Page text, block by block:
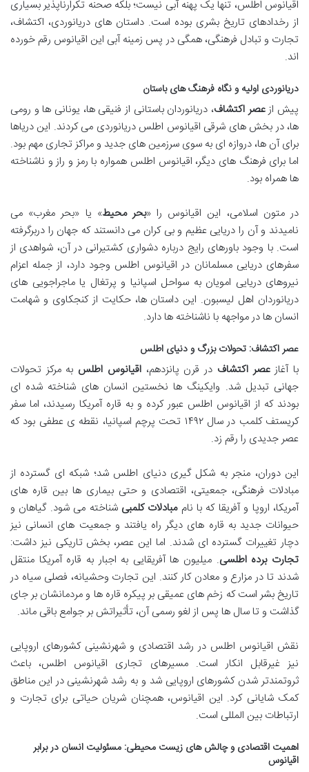
اقیانوس اطلس، تنها یک پهنه آبی نیست؛ بلکه صحنه تکرارناپذیر بسیاری
از رخدادهای تاریخ بشری بوده است. داستان های دریانوردی، اکتشاف،
تجارت و تبادل فرهنگی، همگی در پس زمینه آبی این اقیانوس رقم خورده
اند.
دریانوردی اولیه و نگاه فرهنگ های باستان
پیش ازعصر اکتشاف، دریانوردان باستانی از فنیقی ها، یونانی ها و رومی
ها، در بخش های شرقی اقیانوس اطلس دریانوردی می کردند. این دریاها
برای آن ها، دروازه ای به سوی سرزمین های جدید و مراکز تجاری مهم بود.
اما برای فرهنگ های دیگر، اقیانوس اطلس همواره با رمز و راز و ناشناخته
ها همراه بود.
در متون اسلامی، این اقیانوس را «بحر محیط» یا «بحر مغرب» می
نامیدند و آن را دریایی عظیم و بی کران می دانستند که جهان را دربرگرفته
است. با وجود باورهای رایج درباره دشواری کشتیرانی در آن، شواهدی از
سفرهای دریایی مسلمانان در اقیانوس اطلس وجود دارد، از جمله اعزام
نیروهای دریایی امویان به سواحل اسپانیا و پرتغال یا ماجراجویی های
دریانوردان اهل لیسبون. این داستان ها، حکایت از کنجکاوی و شهامت
انسان ها در مواجهه با ناشناخته ها دارد.
عصر اکتشاف: تحولات بزرگ و دنیای اطلس
با آغازعصر اکتشاف در قرن پانزدهم،اقیانوس اطلس به مرکز تحولات
جهانی تبدیل شد. وایکینگ ها نخستین انسان های شناخته شده ای
بودند که از اقیانوس اطلس عبور کرده و به قاره آمریکا رسیدند، اما سفر
کریستف کلمب در سال ۱۴۹۲ تحت پرچم اسپانیا، نقطه ی عطفی بود که
عصر جدیدی را رقم زد.
این دوران، منجر به شکل گیری دنیای اطلس شد؛ شبکه ای گسترده از
مبادلات فرهنگی، جمعیتی، اقتصادی و حتی بیماری ها بین قاره های
آمریکا، اروپا و آفریقا که با ناممبادلات کلمبی شناخته می شود. گیاهان و
حیوانات جدید به قاره های دیگر راه یافتند و جمعیت های انسانی نیز
دچار تغییرات گسترده ای شدند. اما این عصر، بخش تاریکی نیز داشت:
تجارت برده اطلسی. میلیون ها آفریقایی به اجبار به قاره آمریکا منتقل
شدند تا در مزارع و معادن کار کنند. این تجارت وحشیانه، فصلی سیاه در
تاریخ بشر است که زخم های عمیقی بر پیکره قاره ها و مردمانشان بر جای
گذاشت و تا سال ها پس از لغو رسمی آن، تأثیراتش بر جوامع باقی ماند.
نقش اقیانوس اطلس در رشد اقتصادی و شهرنشینی کشورهای اروپایی
نیز غیرقابل انکار است. مسیرهای تجاری اقیانوس اطلس، باعث
ثروتمندتر شدن کشورهای اروپایی شد و به رشد شهرنشینی در این مناطق
کمک شایانی کرد. این اقیانوس، همچنان شریان حیاتی برای تجارت و
ارتباطات بین المللی است.
اهمیت اقتصادی و چالش های زیست محیطی: مسئولیت انسان در برابر
اقیانوس